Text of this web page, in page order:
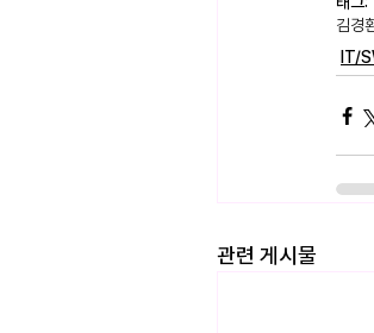
김경
IT/
관련 게시물